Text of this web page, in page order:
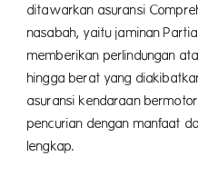
ditawarkan asuransi
nasabah, yaitu jaminan
memberikan perlindungan
hingga berat yang
asuransi kendaraan
pencurian dengan manfaat
lengkap.